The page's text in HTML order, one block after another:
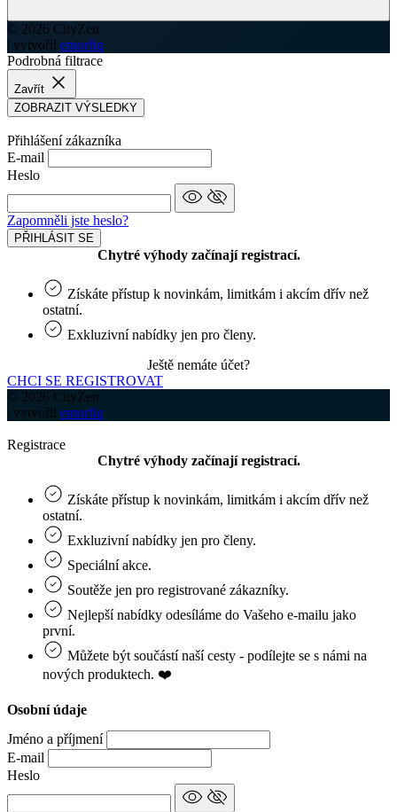
© 2026 CityZen
| vytvořil emorfiq
Podrobná filtrace
Zavřít
ZOBRAZIT VÝSLEDKY
Přihlášení zákazníka
E-mail
Heslo
Zapomněli jste heslo?
PŘIHLÁSIT SE
Chytré výhody začínají registrací.
Získáte přístup k novinkám, limitkám i akcím dřív než
ostatní.
Exkluzivní nabídky jen pro členy.
Ještě nemáte účet?
CHCI SE REGISTROVAT
© 2026 CityZen
| vytvořil emorfiq
Registrace
Chytré výhody začínají registrací.
Získáte přístup k novinkám, limitkám i akcím dřív než
ostatní.
Exkluzivní nabídky jen pro členy.
Speciální akce.
Soutěže jen pro registrované zákazníky.
Nejlepší nabídky odesíláme do Vašeho e‑mailu jako
první.
Můžete být součástí naší cesty - podílejte se s námi na
nových produktech. ❤️
Osobní údaje
Jméno a příjmení
E-mail
Heslo